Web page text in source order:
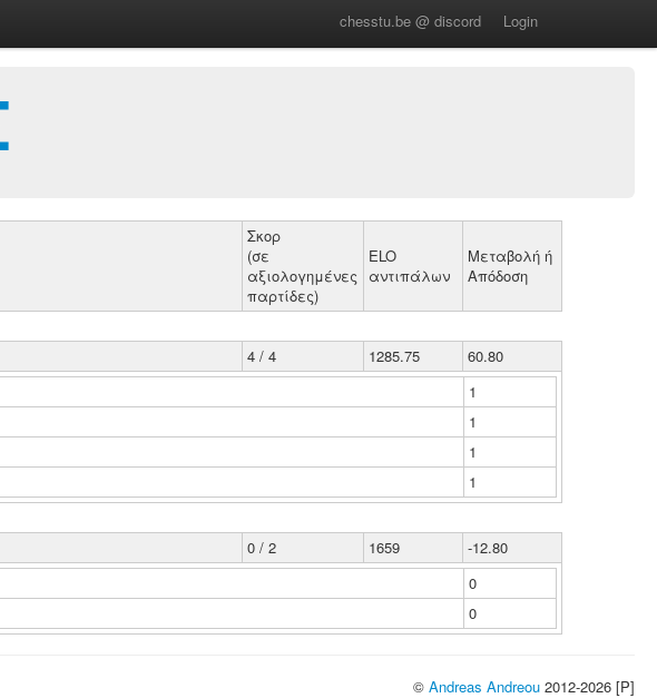
chesstu.be @ discord Login
Σκορ
(σε
αξιολογημένες
παρτίδες)
ELO
αντιπάλων
Μεταβολή ή
Απόδοση
4 / 4 1285.75
60.80
1
1
1
1
0 / 2 1659
-12.80
0
0
© Andreas Andreou 2012-2026 [P]